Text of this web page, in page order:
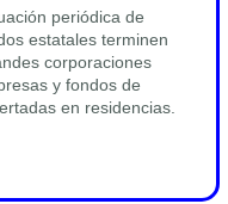
periódica de
estatales terminen
corporaciones
y fondos de
en residencias.
anuncio del aumento de